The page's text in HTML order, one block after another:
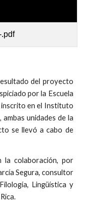
del proyecto
por la Escuela
en el Instituto
unidades de la
se llevó a cabo de
la colaboración, por
Segura, consultor
Lingüística y